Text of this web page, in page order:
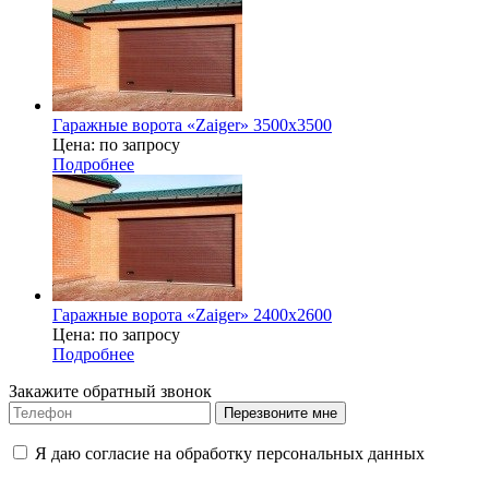
Гаражные ворота «Zaiger» 3500х3500
Цена: по запросу
Подробнее
Гаражные ворота «Zaiger» 2400х2600
Цена: по запросу
Подробнее
Закажите обратный звонок
Перезвоните мне
Я даю согласие на обработку персональных данных